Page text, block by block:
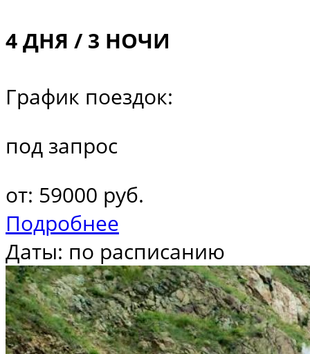
4 ДНЯ / 3 НОЧИ
График поездок:
под запрос
от: 59000 руб.
Подробнее
Даты: по расписанию